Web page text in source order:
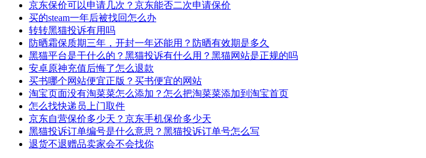
京东保价可以申请几次？京东能否二次申请保价
买的steam一年后被找回怎么办
转转黑猫投诉有用吗
防晒霜保质期三年，开封一年还能用？防晒有效期是多久
黑猫平台是干什么的？黑猫投诉有什么用？黑猫网站是正规的吗
安卓原神充值后悔了怎么退款
买书哪个网站便宜正版？买书便宜的网站
淘宝页面没有淘菜菜怎么添加？怎么把淘菜菜添加到淘宝首页
怎么找快递员上门取件
京东自营保价多少天？京东手机保价多少天
黑猫投诉订单编号是什么意思？黑猫投诉订单号怎么写
退货不退赠品卖家会不会找你